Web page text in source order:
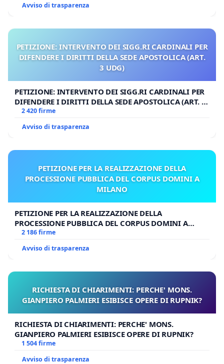
Avviso di trasparenza
PETIZIONE: INTERVENTO DEI SIGG.RI CARDINALI PER
DIFENDERE I DIRITTI DELLA SEDE APOSTOLICA (ART.
3 UDG)
PETIZIONE: INTERVENTO DEI SIGG.RI CARDINALI PER
DIFENDERE I DIRITTI DELLA SEDE APOSTOLICA (ART. 3
UDG)
2 420 firme
Avviso di trasparenza
PETIZIONE PER LA REALIZZAZIONE DELLA
PROCESSIONE PUBBLICA DEL CORPUS DOMINI A
MILANO
PETIZIONE PER LA REALIZZAZIONE DELLA
PROCESSIONE PUBBLICA DEL CORPUS DOMINI A
MILANO
2 186 firme
Avviso di trasparenza
RICHIESTA DI CHIARIMENTI: PERCHE' MONS.
GIANPIERO PALMIERI ESIBISCE OPERE DI RUPNIK?
RICHIESTA DI CHIARIMENTI: PERCHE' MONS.
GIANPIERO PALMIERI ESIBISCE OPERE DI RUPNIK?
1 504 firme
Avviso di trasparenza